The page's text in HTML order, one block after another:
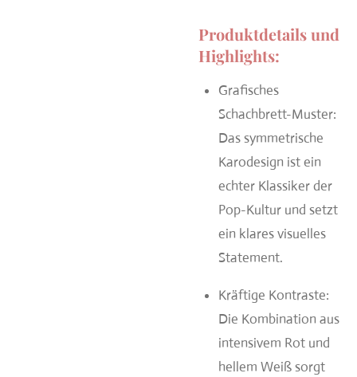
Produktdetails und
Highlights:
Grafisches
Schachbrett-Muster:
Das symmetrische
Karodesign ist ein
echter Klassiker der
Pop-Kultur und setzt
ein klares visuelles
Statement.
Kräftige Kontraste:
Die Kombination aus
intensivem Rot und
hellem Weiß sorgt